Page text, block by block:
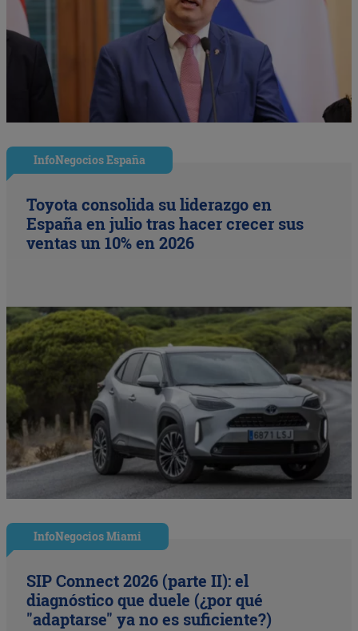
InfoNegocios España
Toyota consolida su liderazgo en
España en julio tras hacer crecer sus
ventas un 10% en 2026
InfoNegocios Miami
SIP Connect 2026 (parte II): el
diagnóstico que duele (¿por qué
"adaptarse" ya no es suficiente?)